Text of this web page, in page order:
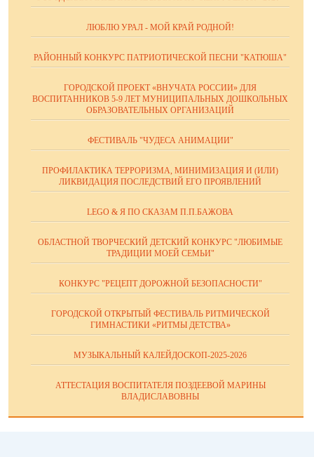
ЛЮБЛЮ УРАЛ - МОЙ КРАЙ РОДНОЙ!
РАЙОННЫЙ КОНКУРС ПАТРИОТИЧЕСКОЙ ПЕСНИ "КАТЮША"
ГОРОДСКОЙ ПРОЕКТ «ВНУЧАТА РОССИИ» ДЛЯ
ВОСПИТАННИКОВ 5-9 ЛЕТ МУНИЦИПАЛЬНЫХ ДОШКОЛЬНЫХ
ОБРАЗОВАТЕЛЬНЫХ ОРГАНИЗАЦИЙ
ФЕСТИВАЛЬ "ЧУДЕСА АНИМАЦИИ"
ПРОФИЛАКТИКА ТЕРРОРИЗМА, МИНИМИЗАЦИЯ И (ИЛИ)
ЛИКВИДАЦИЯ ПОСЛЕДСТВИЙ ЕГО ПРОЯВЛЕНИЙ
LEGO & Я ПО СКАЗАМ П.П.БАЖОВА
ОБЛАСТНОЙ ТВОРЧЕСКИЙ ДЕТСКИЙ КОНКУРС "ЛЮБИМЫЕ
ТРАДИЦИИ МОЕЙ СЕМЬИ"
КОНКУРС "РЕЦЕПТ ДОРОЖНОЙ БЕЗОПАСНОСТИ"
ГОРОДСКОЙ ОТКРЫТЫЙ ФЕСТИВАЛЬ РИТМИЧЕСКОЙ
ГИМНАСТИКИ «РИТМЫ ДЕТСТВА»
МУЗЫКАЛЬНЫЙ КАЛЕЙДОСКОП-2025-2026
АТТЕСТАЦИЯ ВОСПИТАТЕЛЯ ПОЗДЕЕВОЙ МАРИНЫ
ВЛАДИСЛАВОВНЫ